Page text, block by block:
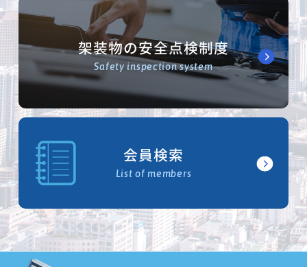
架装物の安全点検制度
Safety inspection system
会員検索
List of members